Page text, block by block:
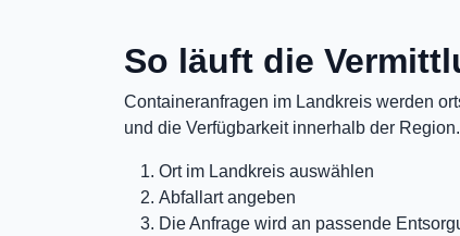
So läuft die
Containeranfragen im Landkreis werden
und die Verfügbarkeit innerhalb der Region.
Ort im Landkreis auswählen
Abfallart angeben
Die Anfrage wird an passende